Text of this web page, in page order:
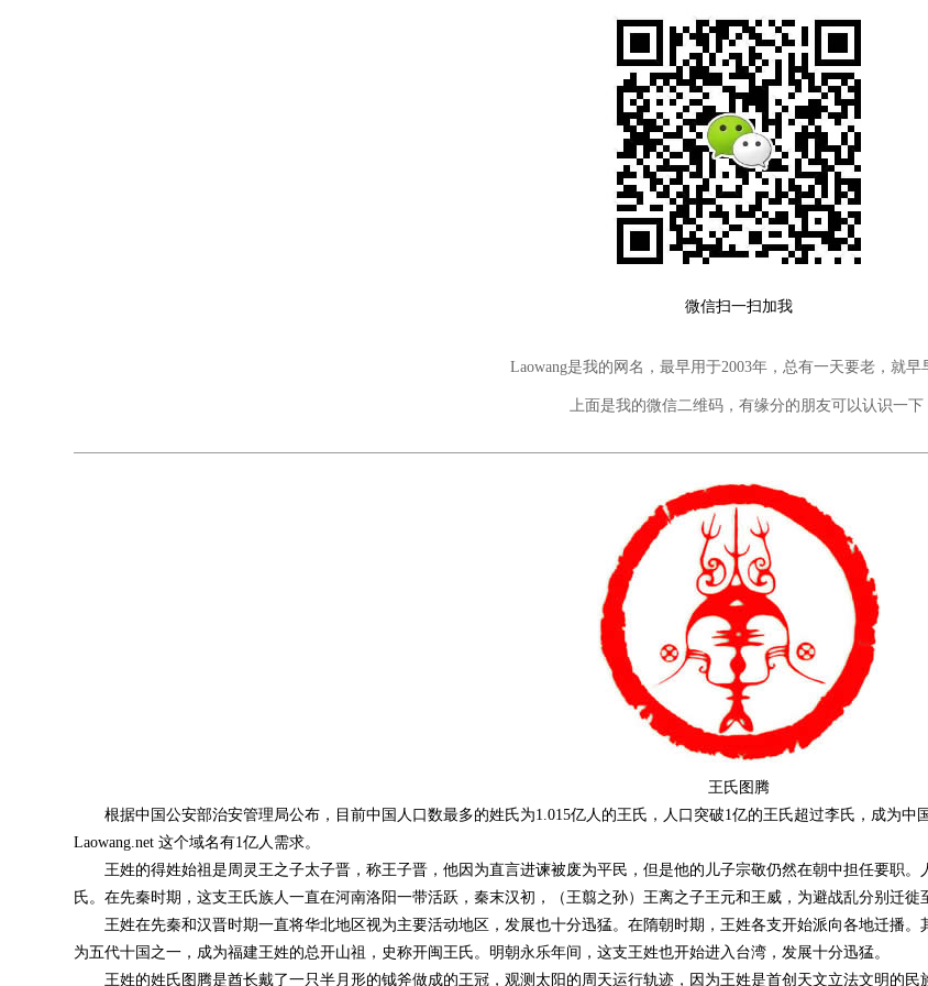
微信扫一扫加我
Laowang是我的网名，最早用于2003年，总有一天要老，就早
上面是我的微信二维码，有缘分的朋友可以认识一下
王氏图腾
根据中国公安部治安管理局公布，目前中国人口数最多的姓氏为1.015亿人的王氏，人口突破1亿的王氏超过李氏，成为中
Laowang.net 这个域名有1亿人需求。
王姓的得姓始祖是周灵王之子太子晋，称王子晋，他因为直言进谏被废为平民，但是他的儿子宗敬仍然在朝中担任要职。
氏。在先秦时期，这支王氏族人一直在河南洛阳一带活跃，秦末汉初，（王翦之孙）王离之子王元和王威，为避战乱分别迁
王姓在先秦和汉晋时期一直将华北地区视为主要活动地区，发展也十分迅猛。在隋朝时期，王姓各支开始派向各地迁播。
为五代十国之一，成为福建王姓的总开山祖，史称开闽王氏。明朝永乐年间，这支王姓也开始进入台湾，发展十分迅猛。
王姓的姓氏图腾是酋长戴了一只半月形的钺斧做成的王冠，观测太阳的周天运行轨迹，因为王姓是首创天文立法文明的民